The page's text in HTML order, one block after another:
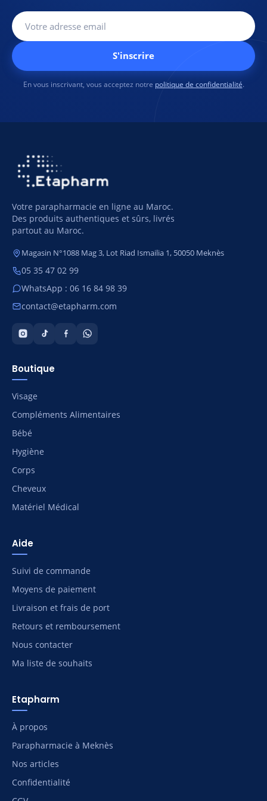
S'inscrire
En vous inscrivant, vous acceptez notre politique de confidentialité.
Votre parapharmacie en ligne au Maroc.
Des produits authentiques et sûrs, livrés
partout au Maroc.
Magasin N°1088 Mag 3, Lot Riad Ismailia 1, 50050 Meknès
05 35 47 02 99
WhatsApp : 06 16 84 98 39
contact@etapharm.com
Boutique
Visage
Compléments Alimentaires
Bébé
Hygiène
Corps
Cheveux
Matériel Médical
Aide
Suivi de commande
Moyens de paiement
Livraison et frais de port
Retours et remboursement
Nous contacter
Ma liste de souhaits
Etapharm
À propos
Parapharmacie à Meknès
Nos articles
Confidentialité